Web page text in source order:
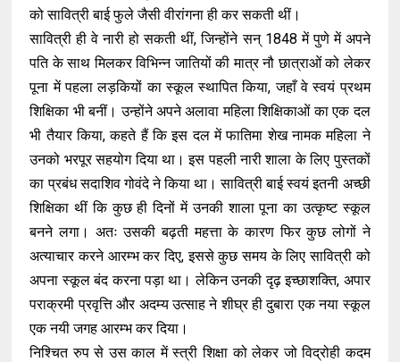
को सावित्री बाई फुले जैसी वीरांगना ही कर सकती थीं।
सावित्री ही वे नारी हो सकती थीं, जिन्होंने सन् 1848 में पुणे में अपने
पति के साथ मिलकर विभिन्न जातियों की मात्र नौ छात्राओं को लेकर
पूना में पहला लड़कियों का स्कूल स्थापित किया, जहाँ वे स्वयं प्रथम
शिक्षिका भी बनीं। उन्होंने अपने अलावा महिला शिक्षिकाओं का एक दल
भी तैयार किया, कहते हैं कि इस दल में फातिमा शेख नामक महिला ने
उनको भरपूर सहयोग दिया था। इस पहली नारी शाला के लिए पुस्तकों
का प्रबंध सदाशिव गोवंदे ने किया था। सावित्री बाई स्वयं इतनी अच्छी
शिक्षिका थीं कि कुछ ही दिनों में उनकी शाला पूना का उत्कृष्ट स्कूल
बनने लगा। अतः उसकी बढ़ती महत्ता के कारण फिर कुछ लोगों ने
अत्याचार करने आरम्भ कर दिए, इससे कुछ समय के लिए सावित्री को
अपना स्कूल बंद करना पड़ा था। लेकिन उनकी दृढ़ इच्छाशक्ति, अपार
पराक्रमी प्रवृत्ति और अदम्य उत्साह ने शीघ्र ही दुबारा एक नया स्कूल
एक नयी जगह आरम्भ कर दिया।
निश्चित रुप से उस काल में स्त्री शिक्षा को लेकर जो विद्रोही कदम